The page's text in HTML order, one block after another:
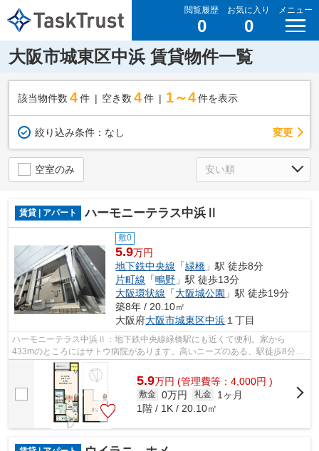
閲覧履歴
0
お気に入り
0
メニュー
大阪市城東区中浜 賃貸物件一覧
該当物件数 4件 空き数 4 件 1～4 件を表示
絞り込み条件： なし 変更
空室のみ
賃貸 | アパート ハーモニーテラス中浜Ⅱ
敷0
5.9万円
地下鉄中央線 「緑橋 」駅 徒歩8分
片町線 「鴫野 」駅 徒歩13分
大阪環状線 「大阪城公園 」駅 徒歩19分
築8年 / 20.10㎡
大阪府大阪市城東区中浜１丁目
ハーモニーテラス中浜Ⅱ：地下鉄中央線緑橋駅にも近くて便利。家から
433mのところにはサトウ病院があります。高いニーズのある、駅徒歩8分の
物件です。駐車場までの距離は400mです。大...
5.9万円 (管理費等：4,000円 )
敷金 0万円 礼金
1ヶ月
1階 / 1K / 20.10㎡